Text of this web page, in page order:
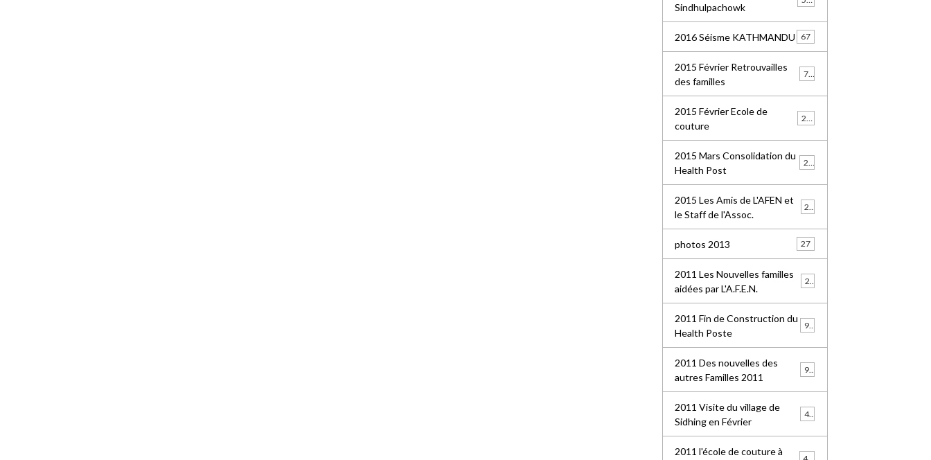
Sindhulpachowk
2016 Séisme KATHMANDU 67
2015 Février Retrouvailles
des familles
77
2015 Février Ecole de
couture
2015 Mars Consolidation du
Health Post
2015 Les Amis de L'AFEN et
le Staff de l'Assoc.
photos 2013 27
2011 Les Nouvelles familles
aidées par L'A.F.E.N.
2011 Fin de Construction du
Health Poste
99
2011 Des nouvelles des
autres Familles 2011
2011 Visite du village de
Sidhing en Février
41
2011 l'école de couture à
49